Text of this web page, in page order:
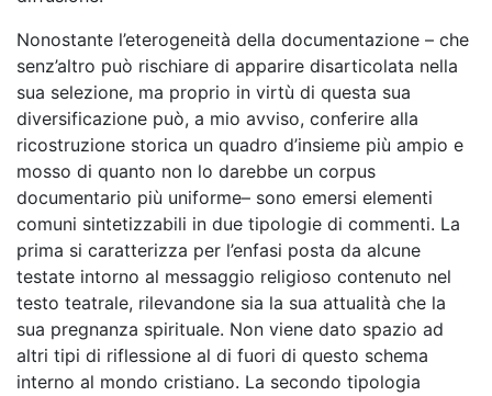
Nonostante l’eterogeneità della documentazione – che
senz’altro può rischiare di apparire disarticolata nella
sua selezione, ma proprio in virtù di questa sua
diversificazione può, a mio avviso, conferire alla
ricostruzione storica un quadro d’insieme più ampio e
mosso di quanto non lo darebbe un corpus
documentario più uniforme– sono emersi elementi
comuni sintetizzabili in due tipologie di commenti. La
prima si caratterizza per l’enfasi posta da alcune
testate intorno al messaggio religioso contenuto nel
testo teatrale, rilevandone sia la sua attualità che la
sua pregnanza spirituale. Non viene dato spazio ad
altri tipi di riflessione al di fuori di questo schema
interno al mondo cristiano. La secondo tipologia